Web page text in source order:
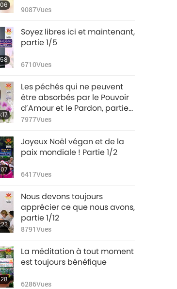
9087Vues
Soyez libres ici et maintenant,
partie 1/5
6710Vues
Les péchés qui ne peuvent
être absorbés par le Pouvoir
d’Amour et le Pardon, partie
1/3
7977Vues
Joyeux Noël végan et de la
paix mondiale ! Partie 1/2
6417Vues
Nous devons toujours
apprécier ce que nous avons,
partie 1/12
8791Vues
La méditation à tout moment
est toujours bénéfique
6286Vues